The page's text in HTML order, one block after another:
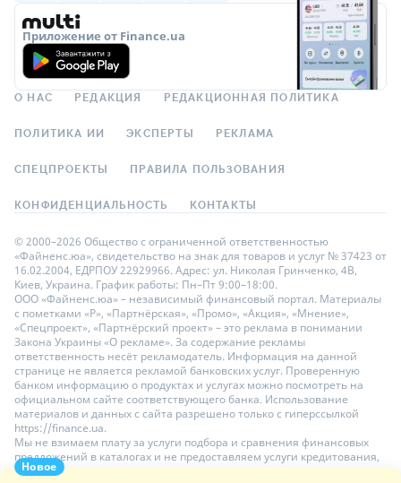
Новое
Приложение от Finance.ua
О НАС РЕДАКЦИЯ РЕДАКЦИОННАЯ ПОЛИТИКА
ПОЛИТИКА ИИ ЭКСПЕРТЫ РЕКЛАМА
СПЕЦПРОЕКТЫ ПРАВИЛА ПОЛЬЗОВАНИЯ
КОНФИДЕНЦИАЛЬНОСТЬ КОНТАКТЫ
© 2000–2026 Общество с ограниченной ответственностью
«Файненс.юа», свидетельство на знак для товаров и услуг № 37423 от
16.02.2004, ЕДРПОУ 22929966. Адрес: ул. Николая Гринченко, 4В,
Киев, Украина. График работы: Пн–Пт 9:00–18:00.
ООО «Файненс.юа» – независимый финансовый портал. Материалы
с пометками «Р», «Партнёрская», «Промо», «Акция», «Мнение»,
«Спецпроект», «Партнёрский проект» – это реклама в понимании
Закона Украины «О рекламе». За содержание рекламы
ответственность несёт рекламодатель. Информация на данной
странице не является рекламой банковских услуг. Проверенную
банком информацию о продуктах и услугах можно посмотреть на
официальном сайте соответствующего банка. Использование
материалов и данных с сайта разрешено только с гиперссылкой
https://finance.ua.
Мы не взимаем плату за услуги подбора и сравнения финансовых
предложений в каталогах и не предоставляем услуги кредитования,
размещения депозитов и страхования. Ваши личные данные на